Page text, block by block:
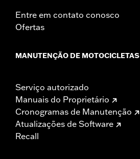
Entre em contato conosco
Ofertas
MANUTENÇÃO DE MOTOCICLETAS
Serviço autorizado
Manuais do Proprietário
Cronogramas de Manutenção
Atualizações de Software
Recall